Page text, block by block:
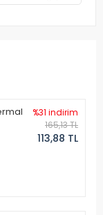
%31 indirim
165,13 TL
113,88 TL